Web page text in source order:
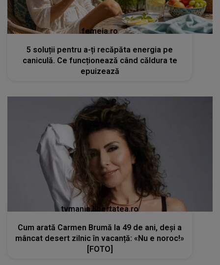
femeia.ro
5 soluții pentru a-ți recăpăta energia pe
caniculă. Ce funcționează când căldura te
epuizează
tvmania.libertatea.ro
Cum arată Carmen Brumă la 49 de ani, deși a
mâncat desert zilnic în vacanță: «Nu e noroc!»
[FOTO]